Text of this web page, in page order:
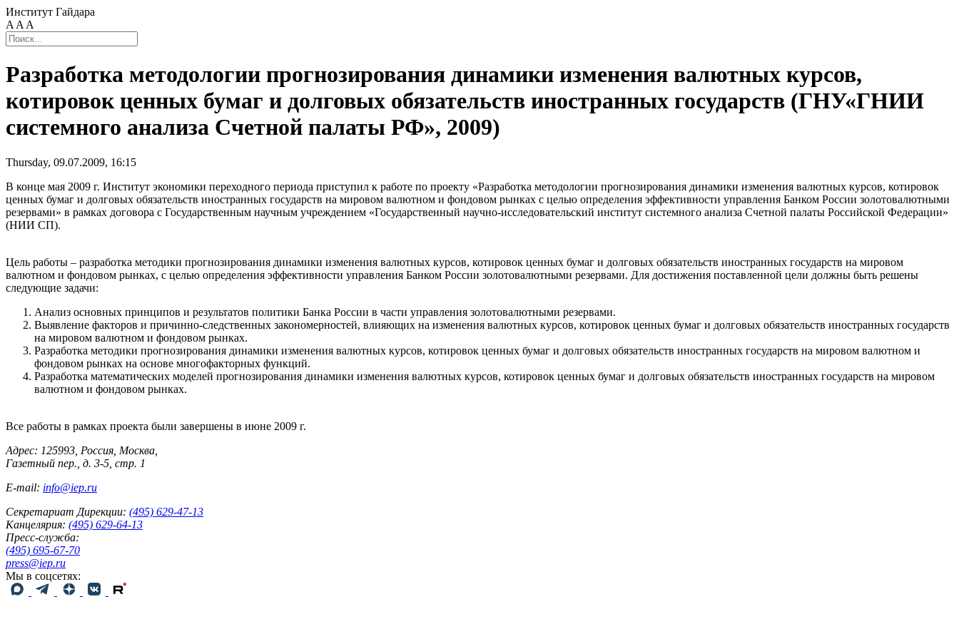
Институт Гайдара
A A A
Разработка методологии прогнозирования динамики изменения валютных курсов,
котировок ценных бумаг и долговых обязательств иностранных государств (ГНУ«ГНИИ
системного анализа Счетной палаты РФ», 2009)
Thursday, 09.07.2009, 16:15
В конце мая 2009 г. Институт экономики переходного периода приступил к работе по проекту «Разработка методологии прогнозирования динамики изменения валютных курсов, котировок
ценных бумаг и долговых обязательств иностранных государств на мировом валютном и фондовом рынках с целью определения эффективности управления Банком России золотовалютными
резервами» в рамках договора с Государственным научным учреждением «Государственный научно-исследовательский институт системного анализа Счетной палаты Российской Федерации»
(НИИ СП).
Цель работы – разработка методики прогнозирования динамики изменения валютных курсов, котировок ценных бумаг и долговых обязательств иностранных государств на мировом
валютном и фондовом рынках, с целью определения эффективности управления Банком России золотовалютными резервами. Для достижения поставленной цели должны быть решены
следующие задачи:
Анализ основных принципов и результатов политики Банка России в части управления золотовалютными резервами.
Выявление факторов и причинно-следственных закономерностей, влияющих на изменения валютных курсов, котировок ценных бумаг и долговых обязательств иностранных государств
на мировом валютном и фондовом рынках.
Разработка методики прогнозирования динамики изменения валютных курсов, котировок ценных бумаг и долговых обязательств иностранных государств на мировом валютном и
фондовом рынках на основе многофакторных функций.
Разработка математических моделей прогнозирования динамики изменения валютных курсов, котировок ценных бумаг и долговых обязательств иностранных государств на мировом
валютном и фондовом рынках.
Все работы в рамках проекта были завершены в июне 2009 г.
Адрес: 125993, Россия, Москва,
Газетный пер., д. 3-5, стр. 1
E-mail: info@iep.ru
Секретариат Дирекции: (495) 629-47-13
Канцелярия: (495) 629-64-13
Пресс-служба:
(495) 695-67-70
press@iep.ru
Мы в соцсетях: